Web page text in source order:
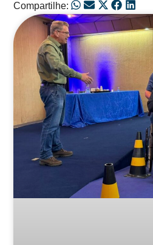
Compartilhe:
Posts Relacionados